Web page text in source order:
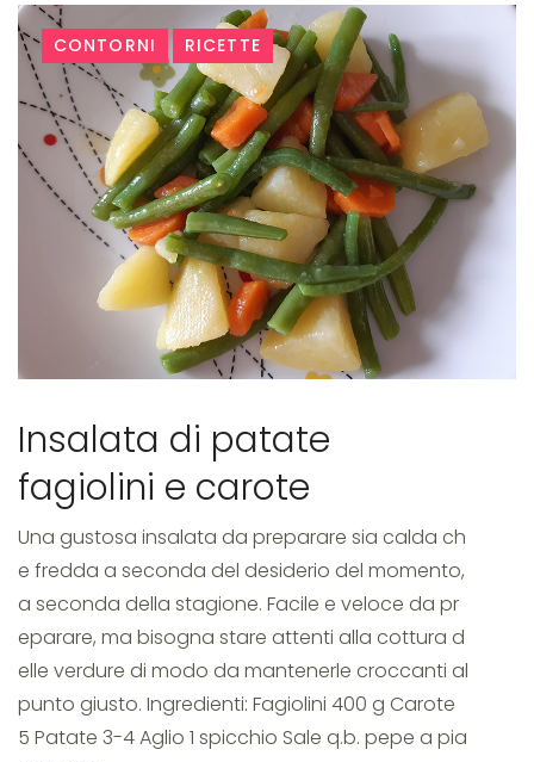
Tag:
fagiolini
CONTORNI RICETTE
Insalata di patate
fagiolini e carote
Una gustosa insalata da preparare sia calda ch
e fredda a seconda del desiderio del momento,
a seconda della stagione. Facile e veloce da pr
eparare, ma bisogna stare attenti alla cottura d
elle verdure di modo da mantenerle croccanti al
punto giusto. Ingredienti: Fagiolini 400 g Carote
5 Patate 3-4 Aglio 1 spicchio Sale q.b. pepe a pia